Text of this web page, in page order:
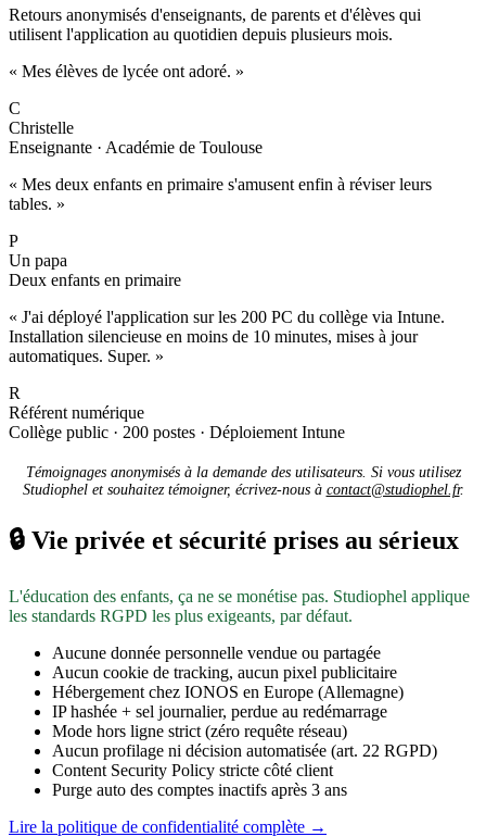
Retours anonymisés d'enseignants, de parents et d'élèves qui
utilisent l'application au quotidien depuis plusieurs mois.
« Mes élèves de lycée ont adoré. »
C
Christelle
Enseignante · Académie de Toulouse
« Mes deux enfants en primaire s'amusent enfin à réviser leurs
tables. »
P
Un papa
Deux enfants en primaire
« J'ai déployé l'application sur les 200 PC du collège via Intune.
Installation silencieuse en moins de 10 minutes, mises à jour
automatiques. Super. »
R
Référent numérique
Collège public · 200 postes · Déploiement Intune
Témoignages anonymisés à la demande des utilisateurs. Si vous utilisez
Studiophel et souhaitez témoigner, écrivez-nous à contact@studiophel.fr.
🔒 Vie privée et sécurité prises au sérieux
L'éducation des enfants, ça ne se monétise pas. Studiophel applique
les standards RGPD les plus exigeants, par défaut.
Aucune donnée personnelle vendue ou partagée
Aucun cookie de tracking, aucun pixel publicitaire
Hébergement chez IONOS en Europe (Allemagne)
IP hashée + sel journalier, perdue au redémarrage
Mode hors ligne strict (zéro requête réseau)
Aucun profilage ni décision automatisée (art. 22 RGPD)
Content Security Policy stricte côté client
Purge auto des comptes inactifs après 3 ans
Lire la politique de confidentialité complète →